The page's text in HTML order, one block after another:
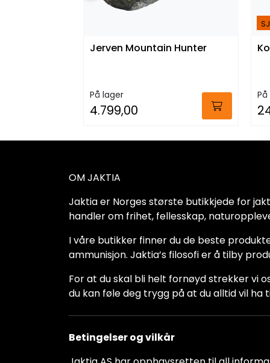
Jerven Mountain Hunter
På lager
4.799,00
OM JAKTIA
Jaktia er Norges største butikkjede for
handler om frihet, fellesskap,
I våre butikker finner du de beste
ammunisjon. Jaktia’s filosofi er å tilby
For at du skal bli helt fornøyd strekker vi
du kan føle deg trygg på at du alltid vil
Betingelser og vilkår